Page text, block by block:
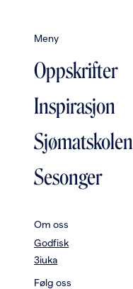
Meny
Oppskrifter
Inspirasjon
Sjømatskolen
Sesonger
Om oss
Godfisk
3iuka
Følg oss